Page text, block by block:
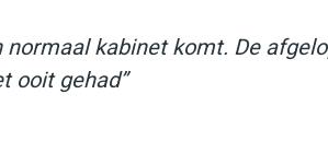
normaal kabinet komt. De
ooit gehad”